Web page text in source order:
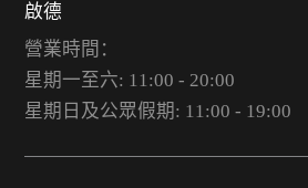
啟德
營業時間：
星期一至六: 11:00 - 20:00
星期日及公眾假期: 11:00 - 19:00